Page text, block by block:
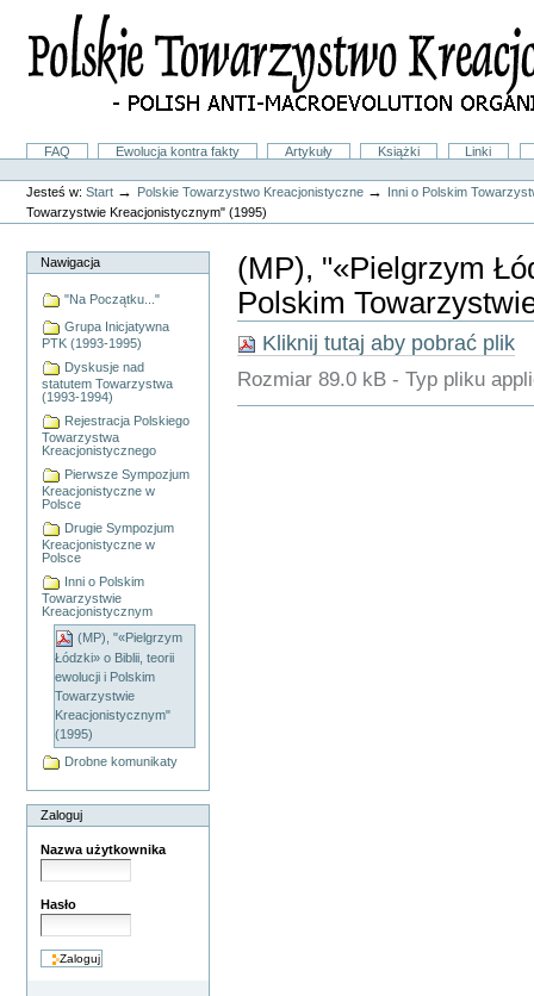
skróty
nawigacji
FAQ Ewolucja kontra fakty Artykuły Książki
Linki
Narzędzia
osobiste
Jesteś w: Start → Polskie Towarzystwo Kreacjonistyczne → Inni o Polskim
Towarzystwie Kreacjonistycznym" (1995)
Nawigacja
"Na Początku..."
Grupa Inicjatywna
PTK (1993-1995)
Dyskusje nad
statutem Towarzystwa
(1993-1994)
Rejestracja Polskiego
Towarzystwa
Kreacjonistycznego
Pierwsze Sympozjum
Kreacjonistyczne w
Polsce
Drugie Sympozjum
Kreacjonistyczne w
Polsce
Inni o Polskim
Towarzystwie
Kreacjonistycznym
(MP), "«Pielgrzym
Łódzki» o Biblii, teorii
ewolucji i Polskim
Towarzystwie
Kreacjonistycznym"
(1995)
Drobne komunikaty
Zaloguj
Nazwa użytkownika
Hasło
(MP), "«Pielgrzym
Polskim
Kliknij tutaj aby pobrać plik
Rozmiar 89.0 kB -Typ pliku